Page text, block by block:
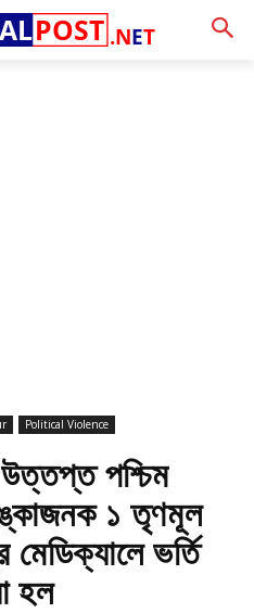
.NET
POST
Political Violence
উত্তপ্ত পশ্চিম
১ তৃণমূল
মেডিক্যালে ভর্তি
হল